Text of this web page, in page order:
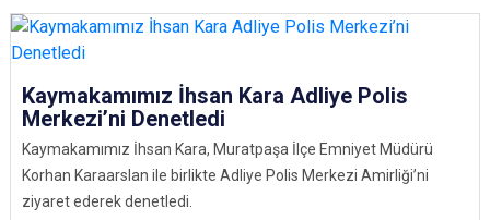
Kaymakamımız İhsan Kara Adliye Polis
Merkezi’ni Denetledi
Kaymakamımız İhsan Kara, Muratpaşa İlçe Emniyet Müdürü
Korhan Karaarslan ile birlikte Adliye Polis Merkezi Amirliği’ni
ziyaret ederek denetledi.